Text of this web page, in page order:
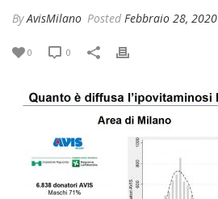
ByAvisMilano Posted Febbraio 28, 2020
0 0